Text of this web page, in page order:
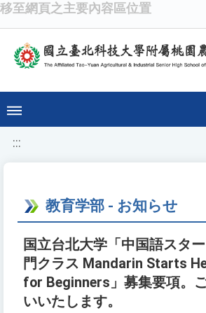
移至網頁之主要內容區位置
:::
教育学部 - お知らせ
国立台北大学「中国語スタ
門クラス Mandarin Starts
for Beginners」募集要項。
いいたします。